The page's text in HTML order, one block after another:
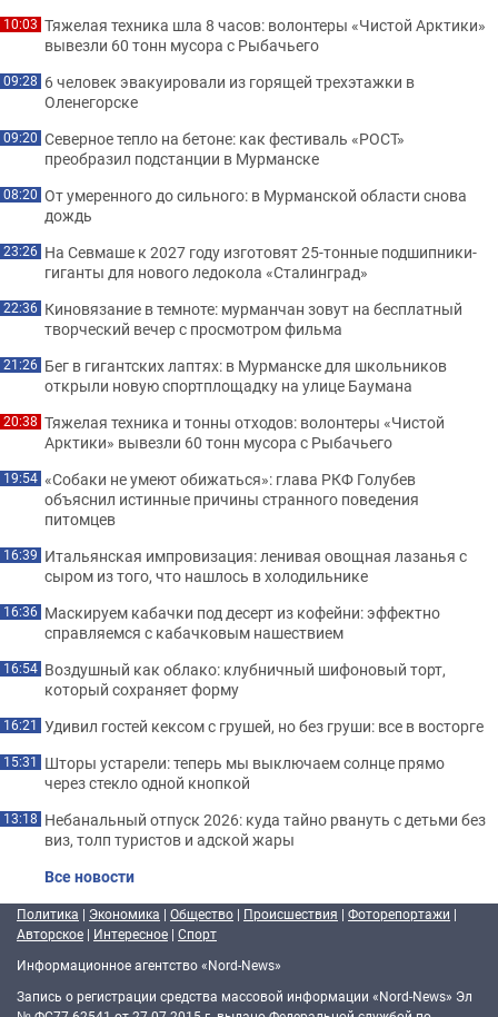
10:03 Тяжелая техника шла 8 часов: волонтеры «Чистой Арктики»
вывезли 60 тонн мусора с Рыбачьего
09:28 6 человек эвакуировали из горящей трехэтажки в
Оленегорске
09:20 Северное тепло на бетоне: как фестиваль «РОСТ»
преобразил подстанции в Мурманске
08:20 От умеренного до сильного: в Мурманской области снова
дождь
23:26 На Севмаше к 2027 году изготовят 25-тонные подшипники-
гиганты для нового ледокола «Сталинград»
22:36 Киновязание в темноте: мурманчан зовут на бесплатный
творческий вечер с просмотром фильма
21:26 Бег в гигантских лаптях: в Мурманске для школьников
открыли новую спортплощадку на улице Баумана
20:38 Тяжелая техника и тонны отходов: волонтеры «Чистой
Арктики» вывезли 60 тонн мусора с Рыбачьего
19:54 «Собаки не умеют обижаться»: глава РКФ Голубев
объяснил истинные причины странного поведения
питомцев
16:39 Итальянская импровизация: ленивая овощная лазанья с
сыром из того, что нашлось в холодильнике
16:36 Маскируем кабачки под десерт из кофейни: эффектно
справляемся с кабачковым нашествием
16:54 Воздушный как облако: клубничный шифоновый торт,
который сохраняет форму
16:21 Удивил гостей кексом с грушей, но без груши: все в восторге
15:31 Шторы устарели: теперь мы выключаем солнце прямо
через стекло одной кнопкой
13:18 Небанальный отпуск 2026: куда тайно рвануть с детьми без
виз, толп туристов и адской жары
Все новости
Политика | Экономика | Общество | Происшествия | Фоторепортажи |
Авторское | Интересное | Спорт
Информационное агентство «Nord-News»
Запись о регистрации средства массовой информации «Nord-News» Эл